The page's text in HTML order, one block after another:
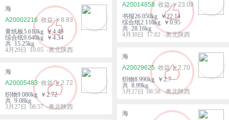
A20014858
￥23.09
书报26.050kg ￥22.14
综合纸2.110kg ￥0.95
共 28.16kg
4月30日 17:02 -奥北陕西
海
A20002216
￥8.83
黄纸板5.610kg ￥4.49
综合纸9.640kg ￥4.34
共 15.25kg
4月29日 10:05 -奥北陕西
海
A20029625
￥2.70
织物8.990kg ￥2.7
共 8.99kg
3月27日 08:58 -奥北陕西
海
A20005483
￥2.72
织物9.080kg ￥2.72
共 9.08kg
3月27日 08:57 -奥北陕西
海